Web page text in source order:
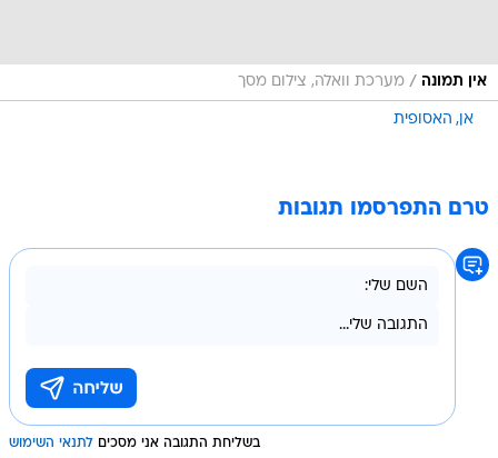
אין תמונה / מערכת וואלה, צילום מסך
אן האסופית
טרם התפרסמו תגובות
בשליחת התגובה אני מסכים לתנאי השימוש